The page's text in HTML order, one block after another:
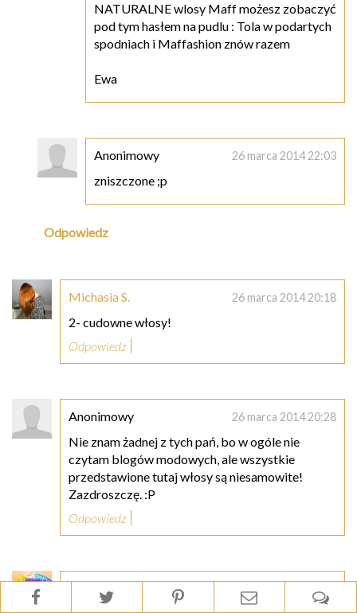
NATURALNE wlosy Maff możesz zobaczyć
pod tym hasłem na pudlu : Tola w podartych
spodniach i Maffashion znów razem
Ewa
Anonimowy 26 marca 2014 22:03
zniszczone ;p
Odpowiedz
Michasia S. 26 marca 2014 20:18
2- cudowne włosy!
Odpowiedz
Anonimowy 26 marca 2014 20:28
Nie znam żadnej z tych pań, bo w ogóle nie
czytam blogów modowych, ale wszystkie
przedstawione tutaj włosy są niesamowite!
Zazdroszczę. :P
Odpowiedz
26 marca 2014 20:39